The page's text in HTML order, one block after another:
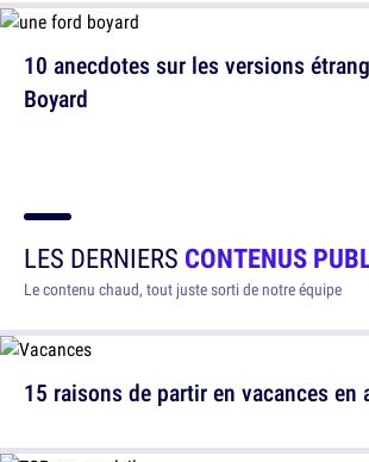
10 anecdotes sur les versions
Boyard
LES DERNIERS CONTENUS
Le contenu chaud, tout juste sorti de notre équipe
15 raisons de partir en vacances en